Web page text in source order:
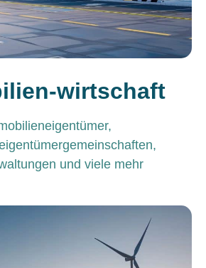
wirtschaft
und viele mehr